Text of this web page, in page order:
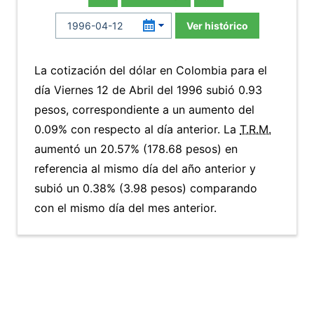
Ver histórico
La cotización del dólar en Colombia para el
día Viernes 12 de Abril del 1996 subió 0.93
pesos, correspondiente a un aumento del
0.09% con respecto al día anterior. La T.R.M.
aumentó un 20.57% (178.68 pesos) en
referencia al mismo día del año anterior y
subió un 0.38% (3.98 pesos) comparando
con el mismo día del mes anterior.